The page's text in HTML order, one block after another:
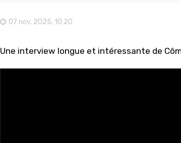
07 nov. 2025, 10:20
Une interview longue et intéressante de